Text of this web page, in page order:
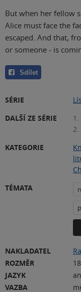
But when her fellow
Alice must face the
escaped. And that,
or someone - is
Sdílet
SÉRIE
DALŠÍ ZE SÉRIE
1.
2.
KATEGORIE
TÉMATA
NAKLADATEL
ROZMĚR
JAZYK
VAZBA